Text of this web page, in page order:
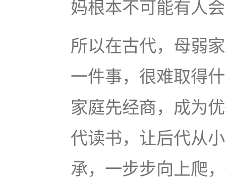
妈根本不可能有人
所以在古代，母弱
一件事，很难取得
家庭先经商，成为
代读书，让后代从
承，一步步向上爬